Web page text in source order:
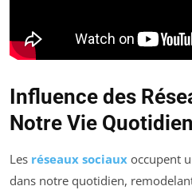
Influence des
Notre Vie
Les réseaux sociaux occupent
dans notre quotidien,